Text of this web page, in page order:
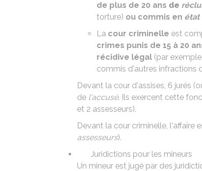
de plus de 20 ans de
torture) ou commis en état
La cour criminelle est
crimes punis de 15 à 20
récidive légal (par
commis d'autres infractions
Devant la cour d'assises, 6 jurés
de l'accusé. Ils exercent cette
et 2 assesseurs).
Devant la cour criminelle, l'affaire
assesseurs).
Juridictions pour les mineurs
Un mineur est jugé par des